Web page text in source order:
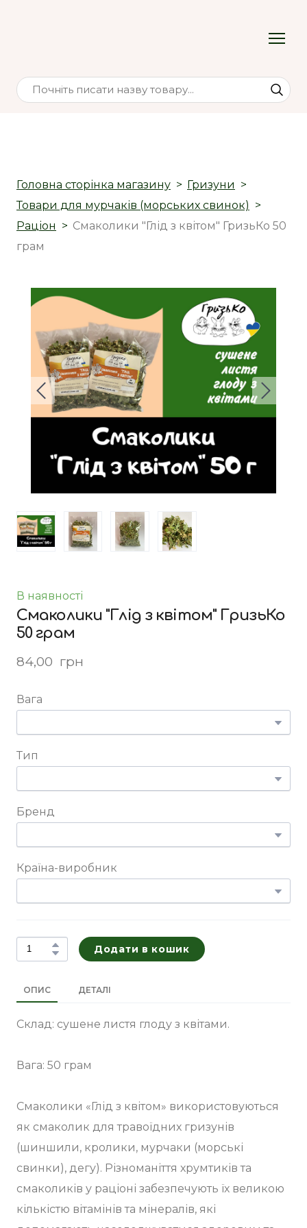
Головна сторінка магазину
Гризуни
Товари для мурчаків (морських свинок)
Раціон
Смаколики "Глід з квітом" ГризьКо 50
грам
В наявності
Смаколики "Глід з квітом" ГризьКо
50 грам
84,00  грн
Вага
Тип
Бренд
Країна-виробник
Додати в кошик
ОПИС ДЕТАЛІ
Склад: сушене листя глоду з квітами.
Вага: 50 грам
Смаколики «Глід з квітом» використовуються
як смаколик для травоїдних гризунів
(шиншили, кролики, мурчаки (морські
свинки), дегу). Різноманіття хрумтиків та
смаколиків у раціоні забезпечують їх великою
кількістю вітамінів та мінералів, які